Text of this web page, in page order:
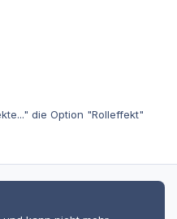
die Option "Rolleffekt"